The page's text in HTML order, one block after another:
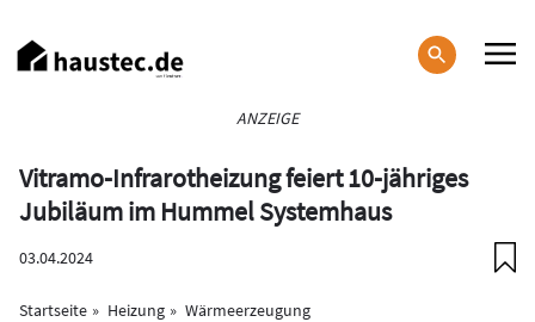
zum
Inhalt
ANZEIGE
Vitramo-Infrarotheizung feiert 10-jähriges
Jubiläum im Hummel Systemhaus
03.04.2024
Startseite Heizung Wärmeerzeugung